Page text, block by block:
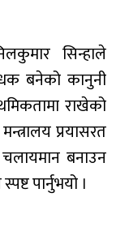
सिन्हाले
बनेको कानुनी
राखेको
प्रयासरत
बनाउन
पार्नुभयो ।